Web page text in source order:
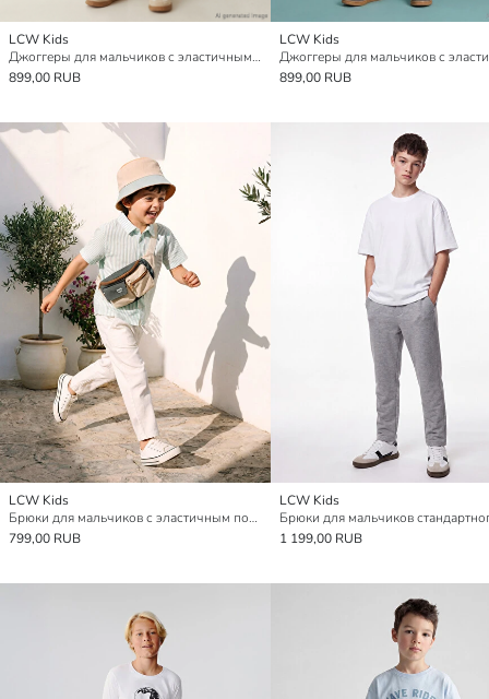
LCW Kids
Джоггеры для мальчиков с эластичным поясом
899,00 RUB
LCW Kids
899,00 RUB
LCW Kids
Брюки для мальчиков с эластичным поясом
799,00 RUB
LCW Kids
Брюки для мальчиков
1 199,00 RUB